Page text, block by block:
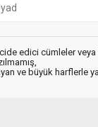
edici cümleler veya
ve büyük harflerle